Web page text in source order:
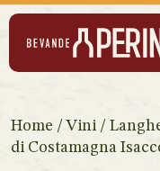
Home /Vini /
di Costamagna